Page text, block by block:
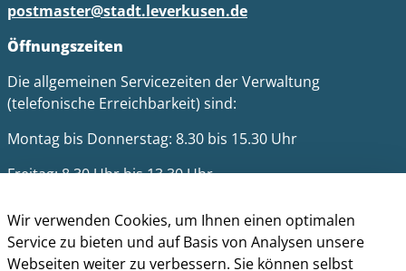
postmaster@stadt.leverkusen.de
Öffnungszeiten
Die allgemeinen Servicezeiten der Verwaltung
(telefonische Erreichbarkeit) sind:
Montag bis Donnerstag: 8.30 bis 15.30 Uhr
Freitag: 8.30 Uhr bis 13.30 Uhr
Impressum
Datenschutz
Cookie-Richtlinie
Wir verwenden Cookies, um Ihnen einen optimalen
Service zu bieten und auf Basis von Analysen unsere
Webseiten weiter zu verbessern. Sie können selbst